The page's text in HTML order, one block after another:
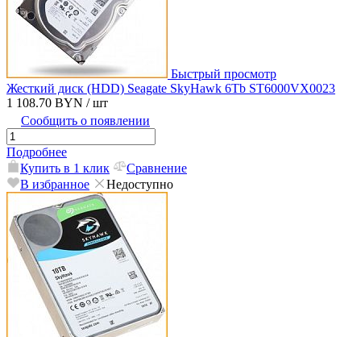
Быстрый просмотр
Жесткий диск (HDD) Seagate SkyHawk 6Tb ST6000VX0023
1 108.70 BYN / шт
Сообщить о появлении
Подробнее
Купить в 1 клик
Сравнение
В избранное
Недоступно